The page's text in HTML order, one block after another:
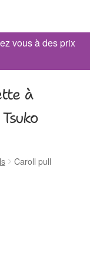
vous à des prix
à
Caroll pull